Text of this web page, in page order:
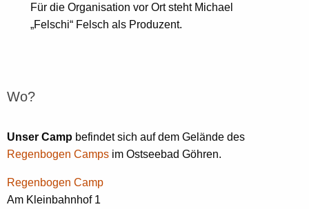
Für die Organisation vor Ort steht Michael
„Felschi“ Felsch als Produzent.
Wo?
Unser Camp befindet sich auf dem Gelände des
Regenbogen Camps im Ostseebad Göhren.
Regenbogen Camp
Am Kleinbahnhof 1